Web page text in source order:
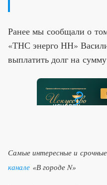
Ранее мы сообщали о
«ТНС энерго НН»
выплатить долг на
Самые интересные и
канале «В городе N»